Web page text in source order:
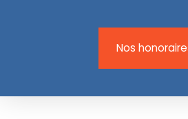
Nos